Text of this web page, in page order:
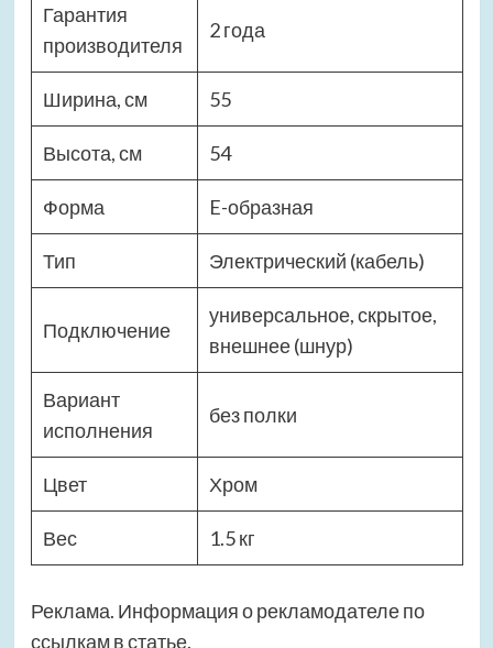
Гарантия
производителя
2 года
Ширина, см 55
Высота, см 54
Форма E-образная
Тип Электрический (кабель)
Подключение
универсальное, скрытое,
внешнее (шнур)
Вариант
исполнения
без полки
Цвет Хром
Вес 1.5 кг
Реклама. Информация о рекламодателе по
ссылкам в статье.